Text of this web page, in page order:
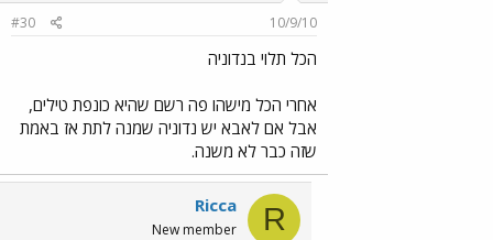
10/9/10
#30
הכל תלוי בנדוניה
אחרי הכל מישהו פה רשם שהיא כונפת טילים,
אבל אם לאבא יש נדוניה שמנה לתת אז באמת
שזה כבר לא משנה.
R
Ricca
New member